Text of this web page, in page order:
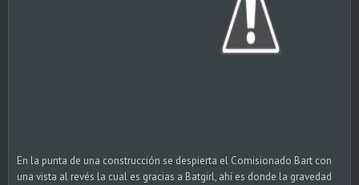
En la punta de una construcción se despierta el Comisionado Bart con
una vista al revés la cual es gracias a Batgirl, ahí es donde la gravedad